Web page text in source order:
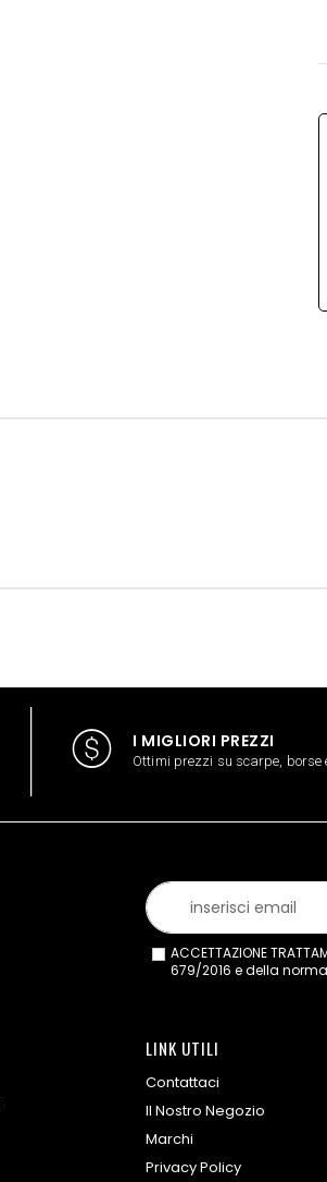
I MIGLIORI PREZZI
Ottimi prezzi su scarpe, borse
ACCETTAZIONE
679/2016 e della
LINK UTILI
Contattaci
Il Nostro Negozio
Marchi
Privacy Policy